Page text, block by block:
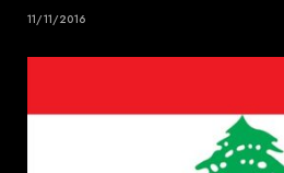
11/11/2016